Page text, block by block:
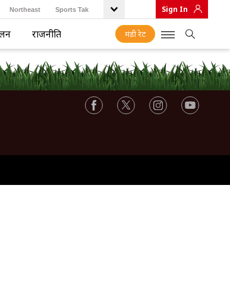
Northeast Sports Tak Sign In
राजनीति मंडी रेट